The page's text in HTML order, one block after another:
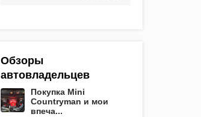
Обзоры
автовладельцев
Покупка Mini
Countryman и мои
впеча...